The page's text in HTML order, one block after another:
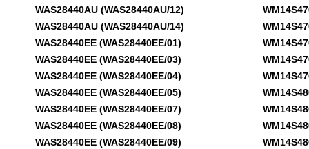
WAS28440AU (WAS28440AU/12)
WAS28440AU (WAS28440AU/14)
WAS28440EE (WAS28440EE/01)
WAS28440EE (WAS28440EE/03)
WAS28440EE (WAS28440EE/04)
WAS28440EE (WAS28440EE/05)
WAS28440EE (WAS28440EE/07)
WAS28440EE (WAS28440EE/08)
WAS28440EE (WAS28440EE/09)